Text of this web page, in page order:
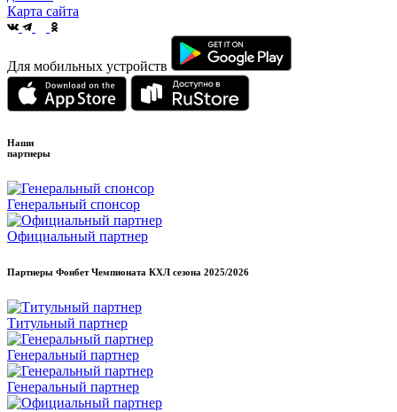
Карта сайта
Для мобильных устройств
Наши
партнеры
Генеральный спонсор
Официальный партнер
Партнеры Фонбет Чемпионата КХЛ сезона 2025/2026
Титульный партнер
Генеральный партнер
Генеральный партнер